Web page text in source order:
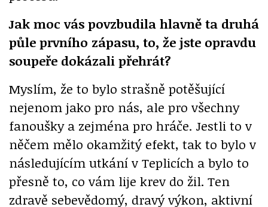
Jak moc vás povzbudila hlavně ta druhá
půle prvního zápasu, to, že jste opravdu
soupeře dokázali přehrát?
Myslím, že to bylo strašně potěšující
nejenom jako pro nás, ale pro všechny
fanoušky a zejména pro hráče. Jestli to v
něčem mělo okamžitý efekt, tak to bylo v
následujícím utkání v Teplicích a bylo to
přesně to, co vám lije krev do žil. Ten
zdravě sebevědomý, dravý výkon, aktivní